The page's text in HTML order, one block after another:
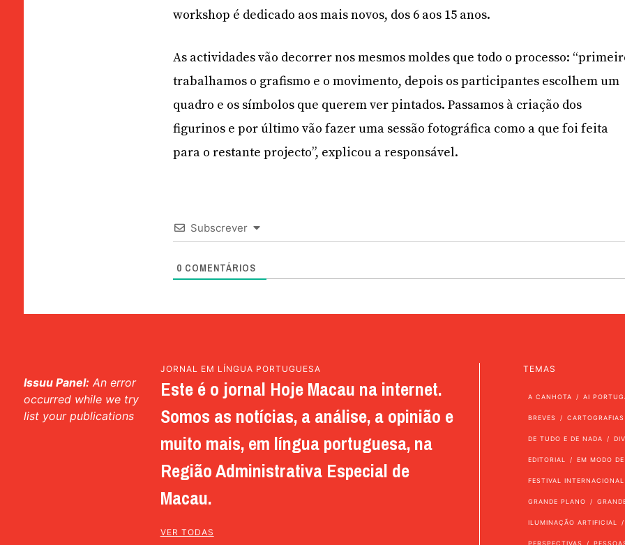
workshop é dedicado aos mais novos, dos 6 aos 15 anos.
As actividades vão decorrer nos mesmos moldes que todo o processo:
trabalhamos o grafismo e o movimento, depois os participantes escolhem um
quadro e os símbolos que querem ver pintados. Passamos à criação dos
figurinos e por último vão fazer uma sessão fotográfica como a que foi feita
para o restante projecto”, explicou a responsável.
Subscrever
0 COMENTÁRIOS
Issuu Panel: An error
occurred while we try
list your publications
JORNAL EM LÍNGUA PORTUGUESA
Este é o jornal Hoje Macau na internet.
Somos as notícias, a análise, a opinião e
muito mais, em língua portuguesa, na
Região Administrativa Especial de
Macau.
VER TODAS
TEMAS
A CANHOTA AI
BREVES CARTOGRAFIAS
DE TUDO E DE NADA
EDITORIAL EM MODO
FESTIVAL
GRANDE PLANO
ILUMINAÇÃO ARTIFICIAL
PERSPECTIVAS